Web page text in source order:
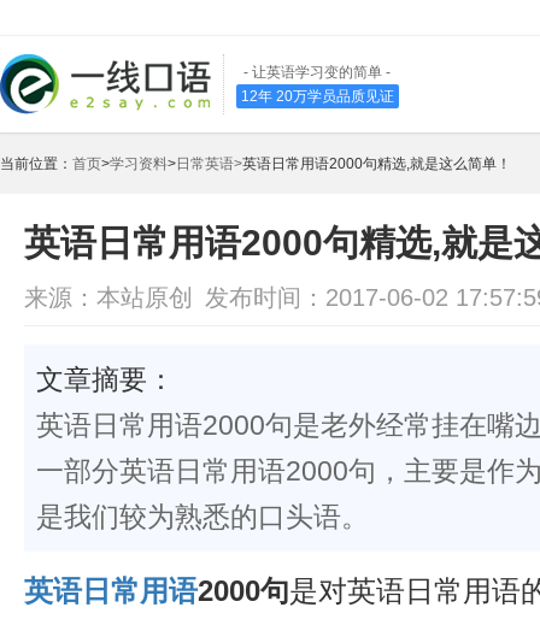
- 让英语学习变的简单 -
12年 20万学员品质见证
当前位置： 首页>学习资料>日常英语>英语日常用语2000句精选,就是这么简单！
英语日常用语2000句精选,就是
来源：本站原创 发布时间：2017-06-02
文章摘要：
英语日常用语2000句是老外经常挂在嘴
一部分英语日常用语2000句，主要是作
是我们较为熟悉的口头语。
英语日常用语2000句是对英语日常用语